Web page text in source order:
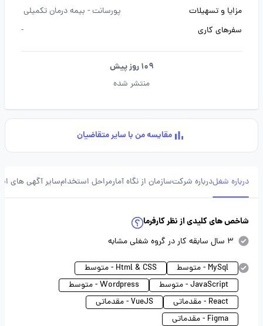
مزایا و تسهیلات
پورسانت - بیمه درمان تکمیلی
سفرهای کاری
-
109 روز پیش
منتشر شده
مقایسه من با سایر متقاضیان
درباره شغلدرباره شرکتسازمان از نگاه آمارمراحل استخدامسایر آگهی های
شاخص های کلیدی از نظر کارفرما
3 سال سابقه کار در گروه شغلی مشابه
MySql - متوسط
Html & CSS - متوسط
JavaScript - متوسط
Wordpress - متوسط
React - مقدماتی
VueJS - مقدماتی
Figma - مقدماتی